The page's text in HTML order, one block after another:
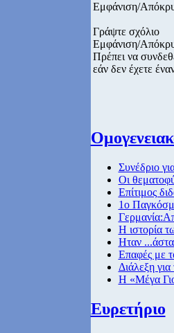
Εμφάνιση/
Γράψτε σχόλιο
Εμφάνιση/
Πρέπει να
εάν δεν έχετε
Συνέδριο
Οι
Επίτιμος
1ο
Η ιστορία
Hταν
Επαφές με
Διάλεξη
Η «Μέγα
Ευρετήριο